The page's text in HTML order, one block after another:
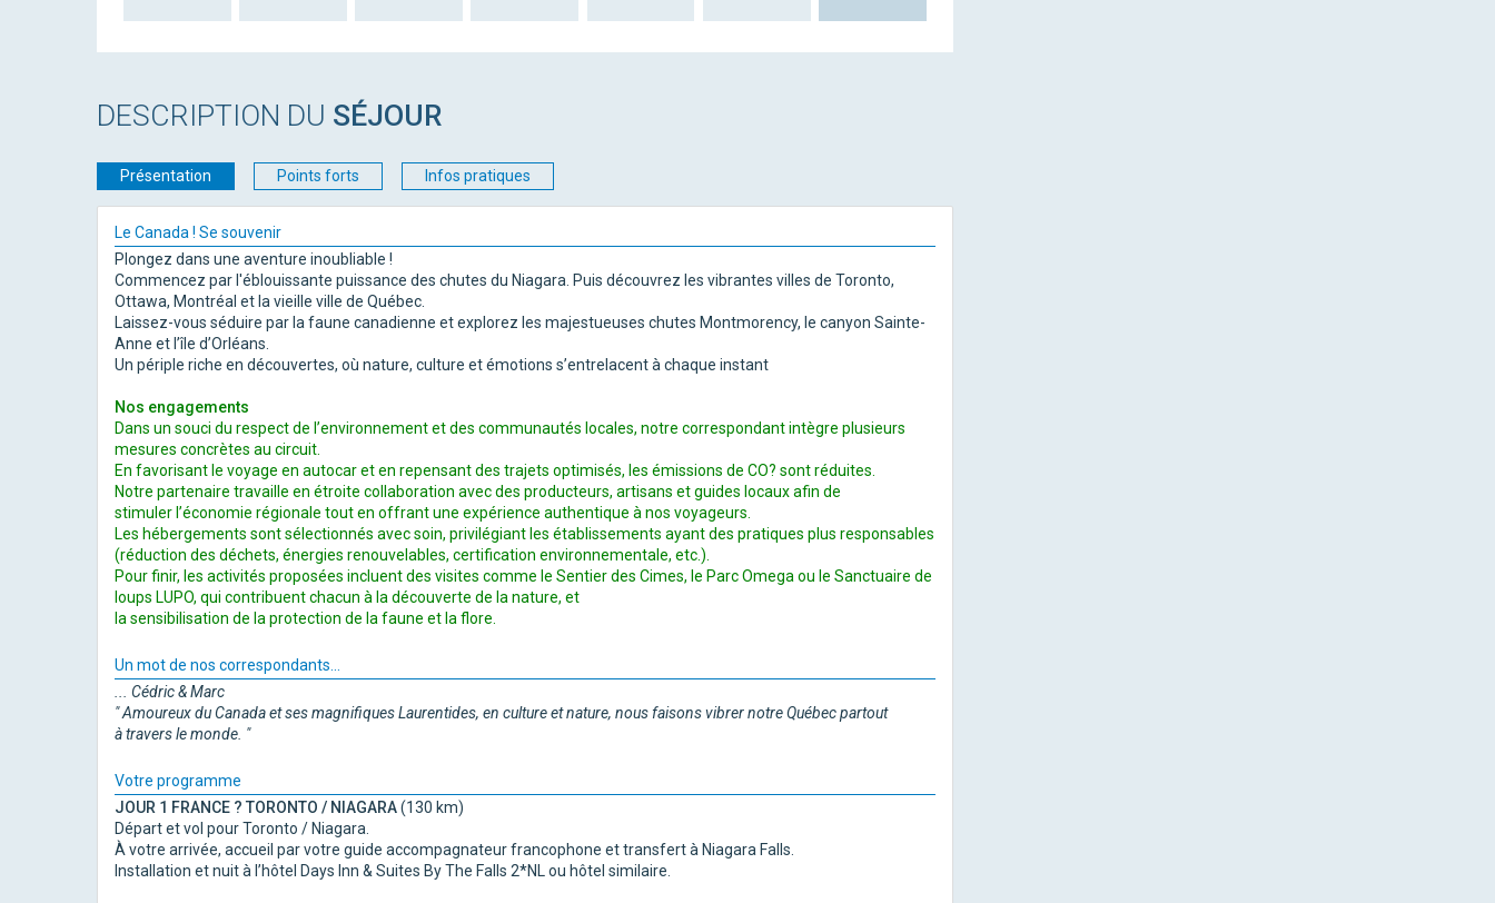
DESCRIPTION DU SÉJOUR
Présentation Points forts Infos pratiques
Le Canada ! Se souvenir
Plongez dans une aventure inoubliable !
Commencez par l'éblouissante puissance des chutes du Niagara. Puis découvrez les vibrantes villes de Toronto,
Ottawa, Montréal et la vieille ville de Québec.
Laissez-vous séduire par la faune canadienne et explorez les majestueuses chutes Montmorency, le canyon Sainte-
Anne et l’île d’Orléans.
Un périple riche en découvertes, où nature, culture et émotions s’entrelacent à chaque instant
Nos engagements
Dans un souci du respect de l’environnement et des communautés locales, notre correspondant intègre plusieurs
mesures concrètes au circuit.
En favorisant le voyage en autocar et en repensant des trajets optimisés, les émissions de CO? sont réduites.
Notre partenaire travaille en étroite collaboration avec des producteurs, artisans et guides locaux afin de
stimuler l’économie régionale tout en offrant une expérience authentique à nos voyageurs.
Les hébergements sont sélectionnés avec soin, privilégiant les établissements ayant des pratiques plus responsables
(réduction des déchets, énergies renouvelables, certification environnementale, etc.).
Pour finir, les activités proposées incluent des visites comme le Sentier des Cimes, le Parc Omega ou le Sanctuaire de
loups LUPO, qui contribuent chacun à la découverte de la nature, et
la sensibilisation de la protection de la faune et la flore.
Un mot de nos correspondants...
... Cédric & Marc
" Amoureux du Canada et ses magnifiquesLaurentides, en culture et nature, nous faisons vibrer notre Québec partout
àtravers le monde. "
Votre programme
JOUR 1 FRANCE ? TORONTO / NIAGARA(130 km)
Départ et vol pour Toronto / Niagara.
À votre arrivée, accueil par votre guide accompagnateur francophone et transfert à Niagara Falls.
Installation et nuit à l’hôtel Days Inn & Suites By The Falls 2*NL ou hôtel similaire.